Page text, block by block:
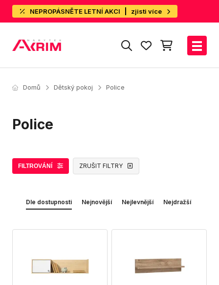
NEPROPÁSNĚTE LETNÍ AKCI zjisti více
Domů Dětský pokoj Police
Police
FILTROVÁNÍ ZRUŠIT FILTRY
Dle dostupnosti Nejnovější Nejlevnější Nejdražší